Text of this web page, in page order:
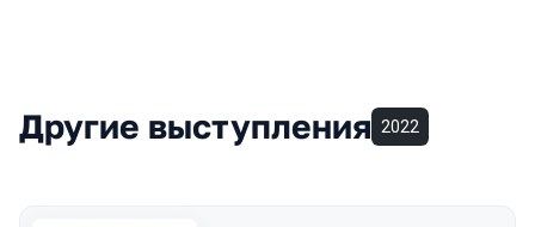
Другие выступления 2022